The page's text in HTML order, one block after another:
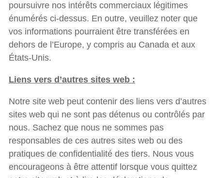
poursuivre nos intérêts commerciaux légitimes
énumérés ci-dessus. En outre, veuillez noter que
vos informations pourraient être transférées en
dehors de l’Europe, y compris au Canada et aux
États-Unis.
Liens vers d’autres sites web :
Notre site web peut contenir des liens vers d’autres
sites web qui ne sont pas détenus ou contrôlés par
nous. Sachez que nous ne sommes pas
responsables de ces autres sites web ou des
pratiques de confidentialité des tiers. Nous vous
encourageons à être attentif lorsque vous quittez